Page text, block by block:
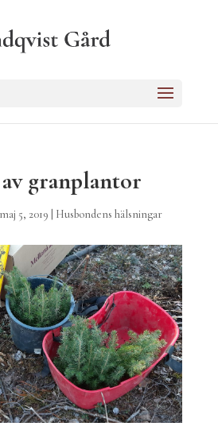
granplantor
maj 5, 2019 Husbondens hälsningar